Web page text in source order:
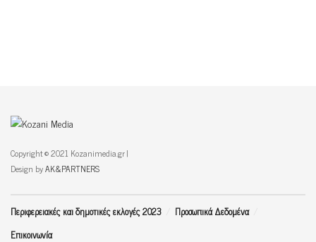
Copyright © 2021 Kozanimedia.gr |
Design byAK&PARTNERS
Περιφερειακές και δημοτικές εκλογές 2023
Προσωπικά Δεδομένα
Επικοινωνία